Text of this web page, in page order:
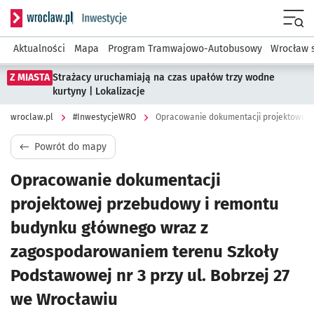
Serwis informacyjny wroclaw.pl podserwis:
Aktualności Mapa Program Tramwajowo-Autobusowy Wrocław
Z MIASTA Strażacy uruchamiają na czas upałów trzy wodne
kurtyny | Lokalizacje
wroclaw.pl #InwestycjeWRO
Powrót do mapy
Opracowanie dokumentacji
projektowej przebudowy i remontu
budynku głównego wraz z
zagospodarowaniem terenu Szkoły
Podstawowej nr 3 przy ul. Bobrzej 27
we Wrocławiu